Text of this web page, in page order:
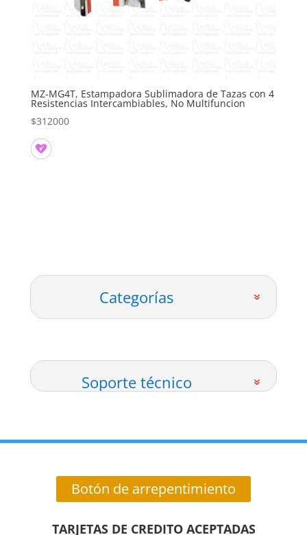
MZ-MG4T, Estampadora Sublimadora de Tazas con 4
Resistencias Intercambiables, No Multifuncion
$312000
Categorías
Soporte técnico
Botón de arrepentimiento
TARJETAS DE CREDITO ACEPTADAS